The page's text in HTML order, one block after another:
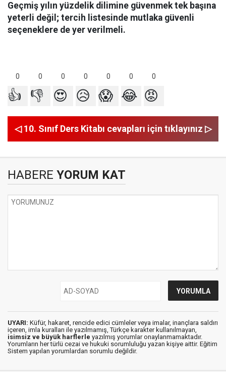
Geçmiş yılın yüzdelik dilimine güvenmek tek başına
yeterli değil; tercih listesinde mutlaka güvenli
seçeneklere de yer verilmeli.
0 0 0 0 0 0 0
👍 👎 😍 😥 😱 😂 😡
◁ 10. Sınıf Ders Kitabı cevapları için tıklayınız ▷
HABERE YORUM KAT
UYARI: Küfür, hakaret, rencide edici cümleler veya imalar, inançlara saldırı
içeren, imla kuralları ile yazılmamış, Türkçe karakter kullanılmayan,
isimsiz ve büyük harflerle yazılmış yorumlar onaylanmamaktadır.
Yorumların her türlü cezai ve hukuki sorumluluğu yazan kişiye aittir. Eğitim
Sistem yapılan yorumlardan sorumlu değildir.